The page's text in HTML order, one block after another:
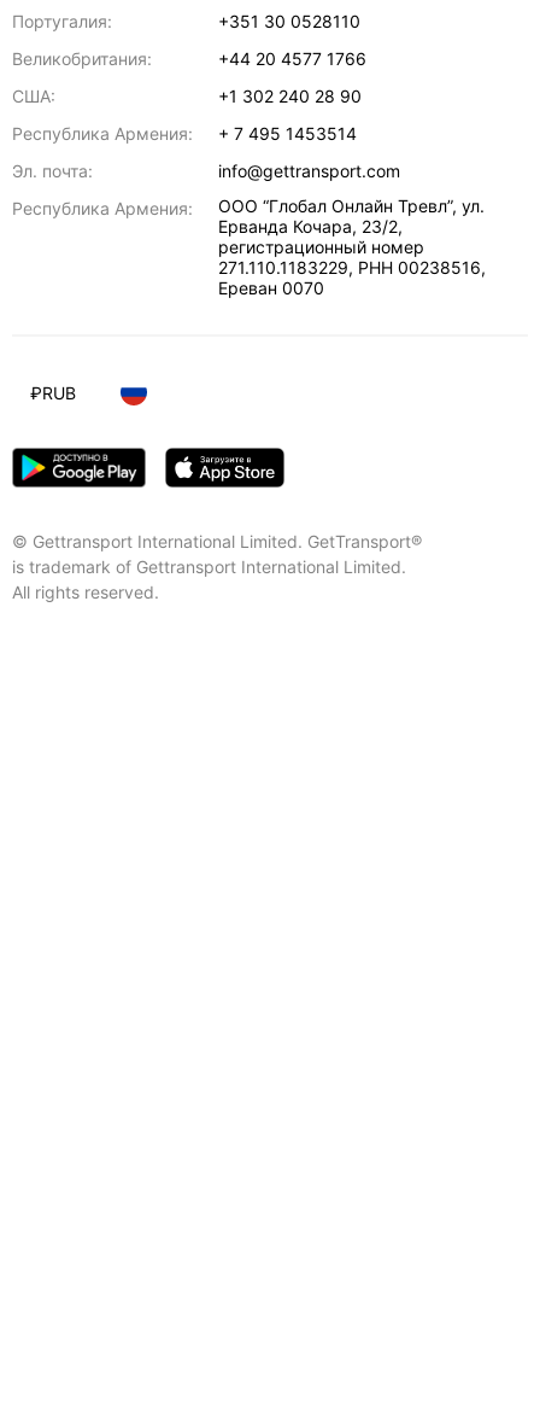
Португалия:
+351 30 0528110
Великобритания:
+44 20 4577 1766
США:
+1 302 240 28 90
Республика Армения:
+ 7 495 1453514
Эл. почта:
info@gettransport.com
Республика Армения:
ООО “Глобал Онлайн Тревл”, ул.
Ерванда Кочара, 23/2,
регистрационный номер
271.110.1183229, РНН 00238516,
Ереван 0070
© Gettransport International Limited. GetTransport®
is trademark of Gettransport International Limited.
All rights reserved.
₽RUB